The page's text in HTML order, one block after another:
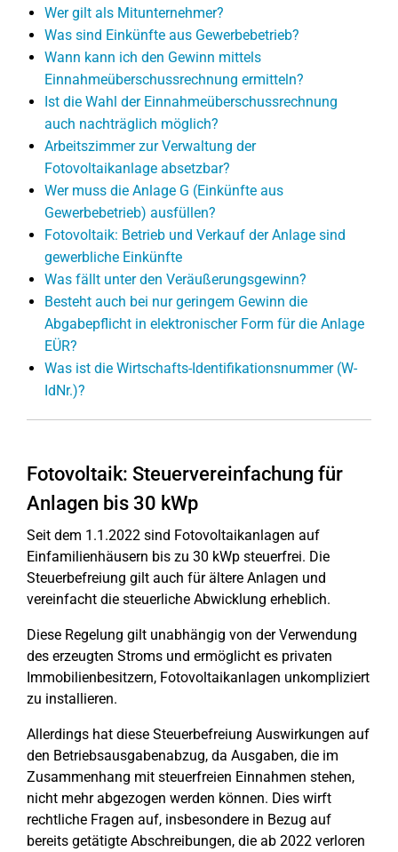
Wer gilt als Mitunternehmer?
Was sind Einkünfte aus Gewerbebetrieb?
Wann kann ich den Gewinn mittels
Einnahmeüberschussrechnung ermitteln?
Ist die Wahl der Einnahmeüberschussrechnung
auch nachträglich möglich?
Arbeitszimmer zur Verwaltung der
Fotovoltaikanlage absetzbar?
Wer muss die Anlage G (Einkünfte aus
Gewerbebetrieb) ausfüllen?
Fotovoltaik: Betrieb und Verkauf der Anlage sind
gewerbliche Einkünfte
Was fällt unter den Veräußerungsgewinn?
Besteht auch bei nur geringem Gewinn die
Abgabepflicht in elektronischer Form für die Anlage
EÜR?
Was ist die Wirtschafts-Identifikationsnummer (W-
IdNr.)?
Fotovoltaik: Steuervereinfachung für
Anlagen bis 30 kWp
Seit dem 1.1.2022 sind Fotovoltaikanlagen auf
Einfamilienhäusern bis zu 30 kWp steuerfrei. Die
Steuerbefreiung gilt auch für ältere Anlagen und
vereinfacht die steuerliche Abwicklung erheblich.
Diese Regelung gilt unabhängig von der Verwendung
des erzeugten Stroms und ermöglicht es privaten
Immobilienbesitzern, Fotovoltaikanlagen unkompliziert
zu installieren.
Allerdings hat diese Steuerbefreiung Auswirkungen auf
den Betriebsausgabenabzug, da Ausgaben, die im
Zusammenhang mit steuerfreien Einnahmen stehen,
nicht mehr abgezogen werden können. Dies wirft
rechtliche Fragen auf, insbesondere in Bezug auf
bereits getätigte Abschreibungen, die ab 2022 verloren